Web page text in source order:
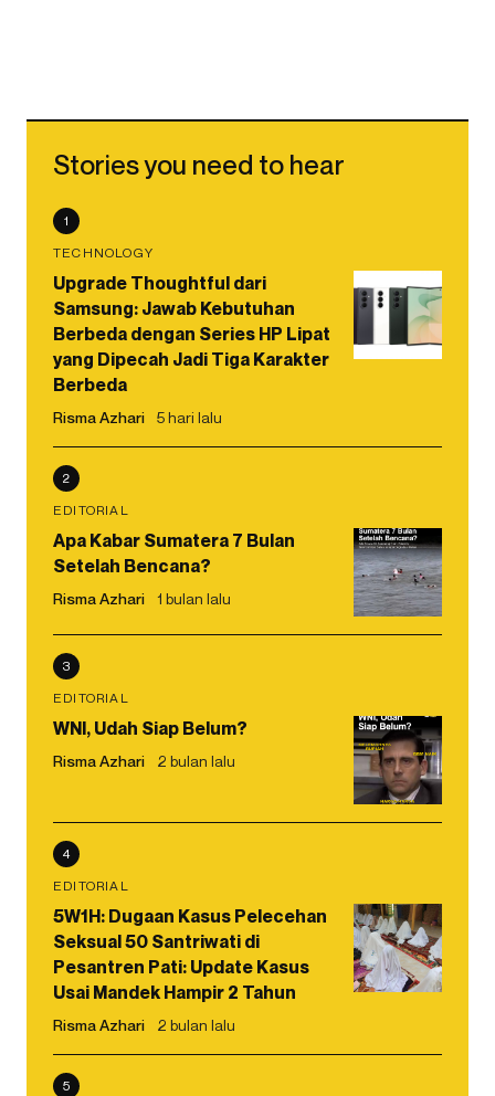
Stories you need to hear
1
TECHNOLOGY
Upgrade Thoughtful dari
Samsung: Jawab Kebutuhan
Berbeda dengan Series HP Lipat
yang Dipecah Jadi Tiga Karakter
Berbeda
Risma Azhari 5 hari lalu
2
EDITORIAL
Apa Kabar Sumatera 7 Bulan
Setelah Bencana?
Risma Azhari 1 bulan lalu
3
EDITORIAL
WNI, Udah Siap Belum?
Risma Azhari 2 bulan lalu
4
EDITORIAL
5W1H: Dugaan Kasus Pelecehan
Seksual 50 Santriwati di
Pesantren Pati: Update Kasus
Usai Mandek Hampir 2 Tahun
Risma Azhari 2 bulan lalu
5